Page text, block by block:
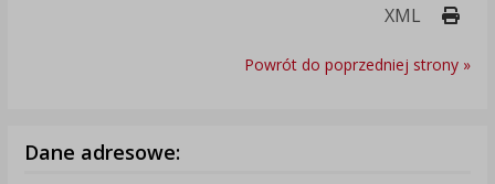
XML
Powrót do poprzedniej strony »
Dane adresowe: